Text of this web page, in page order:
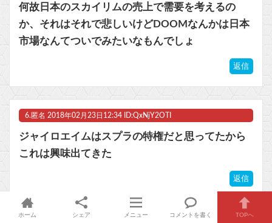
何故日本のスカイリムの売上で需要を考えるの
か、それはそれで悲しいけどDOOMなんかは日本
市場なんてついでみたいなもんでしょ
返信
6. 匿名 2018年02月23日12:34 ID:QxNjY2OTI
ジャイロエイムはスプラの特権だと思ってたから
これは興味出てきた
返信
ホーム シェア メニュー コメントを書く TOPへ